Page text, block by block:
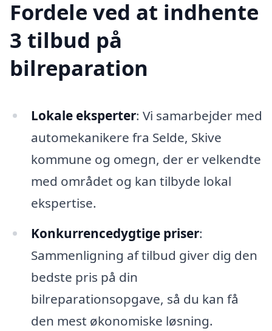
Fordele ved at indhente
3 tilbud på
bilreparation
Lokale eksperter: Vi samarbejder med
automekanikere fra Selde, Skive
kommune og omegn, der er velkendte
med området og kan tilbyde lokal
ekspertise.
Konkurrencedygtige priser:
Sammenligning af tilbud giver dig den
bedste pris på din
bilreparationsopgave, så du kan få
den mest økonomiske løsning.